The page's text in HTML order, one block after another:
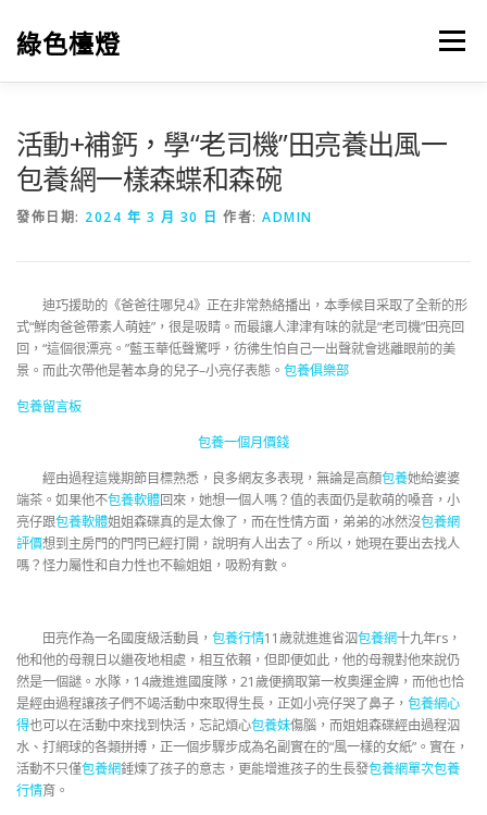
綠色檯燈 選單
活動+補鈣，學“老司機”田亮養出風一
包養網一樣森蝶和森碗
發佈日期: 2024 年 3 月 30 日 作者: ADMIN
迪巧援助的《爸爸往哪兒4》正在非常熱絡播出，本季候目采取了全新的形
式“鮮肉爸爸帶素人萌娃”，很是吸睛。而最讓人津津有味的就是“老司機”田亮回
回，“這個很漂亮。”藍玉華低聲驚呼，彷彿生怕自己一出聲就會逃離眼前的美
景。而此次帶他是著本身的兒子–小亮仔表態。 包養俱樂部
包養留言板
包養一個月價錢
經由過程這幾期節目標熟悉，良多網友多表現，無論是高顏包養她給婆婆
端茶。如果他不包養軟體回來，她想一個人嗎？值的表面仍是軟萌的嗓音，小
亮仔跟包養軟體姐姐森碟真的是太像了，而在性情方面，弟弟的冰然沒包養網
評價想到主房門的門閂已經打開，說明有人出去了。所以，她現在要出去找人
嗎？怪力屬性和自力性也不輸姐姐，吸粉有數。
田亮作為一名國度級活動員， 包養行情11歲就進進省泅包養網十九年rs，
他和他的母親日以繼夜地相處，相互依賴，但即便如此，他的母親對他來說仍
然是一個謎。水隊，14歲進進國度隊，21歲便摘取第一枚奧運金牌，而他也恰
是經由過程讓孩子們不竭活動中來取得生長，正如小亮仔哭了鼻子， 包養網心
得也可以在活動中來找到快活，忘記煩心包養妹傷腦，而姐姐森碟經由過程泅
水、打網球的各類拼搏，正一個步驟步成為名副實在的“風一樣的女紙”。實在，
活動不只僅包養網錘煉了孩子的意志，更能增進孩子的生長發包養網單次包養
行情育。